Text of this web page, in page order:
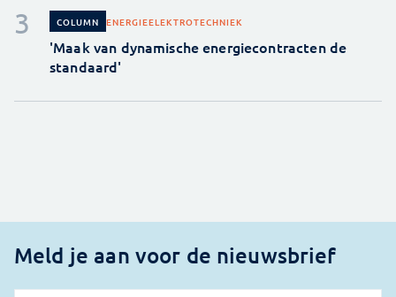
COLUMN ENERGIEELEKTROTECHNIEK
'Maak van dynamische energiecontracten de
standaard'
Meld je aan voor de nieuwsbrief